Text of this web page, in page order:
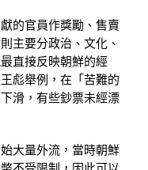
的官員作獎勵、售賣
主要分政治、文化、
直接反映朝鮮的經
彪舉例，在「苦難的
滑，有些鈔票未經漂
大量外流，當時朝鮮